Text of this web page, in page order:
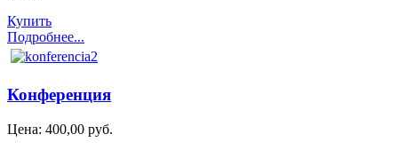
Купить
Подробнее...
Конференция
Цена: 400,00 руб.